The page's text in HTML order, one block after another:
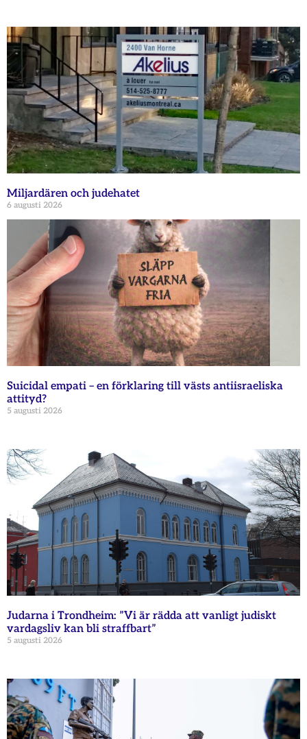
Miljardären och judehatet
6 augusti 2026
Suicidal empati – en förklaring till västs antiisraeliska
attityd?
5 augusti 2026
Judarna i Trondheim: ”Vi är rädda att vanligt judiskt
vardagsliv kan bli straffbart”
5 augusti 2026